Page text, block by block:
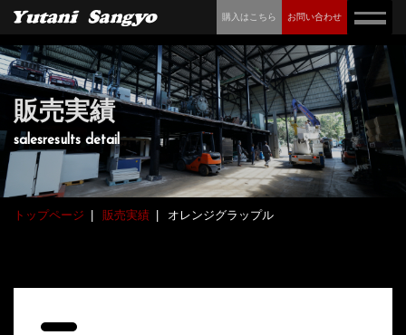
購入はこちら お問い合わせ
販売実績
salesresults detail
トップページ 販売実績 オレンジグラップル